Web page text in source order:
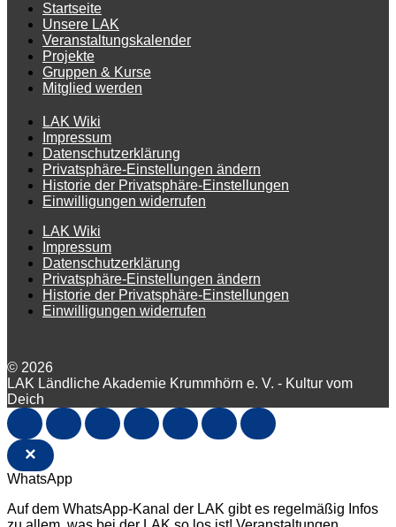
Startseite
Unsere LAK
Veranstaltungskalender
Projekte
Gruppen & Kurse
Mitglied werden
LAK Wiki
Impressum
Datenschutzerklärung
Privatsphäre-Einstellungen ändern
Historie der Privatsphäre-Einstellungen
Einwilligungen widerrufen
LAK Wiki
Impressum
Datenschutzerklärung
Privatsphäre-Einstellungen ändern
Historie der Privatsphäre-Einstellungen
Einwilligungen widerrufen
© 2026
LAK Ländliche Akademie Krummhörn e. V. - Kultur vom
Deich
×
WhatsApp
Auf dem WhatsApp-Kanal der LAK gibt es regelmäßig Infos